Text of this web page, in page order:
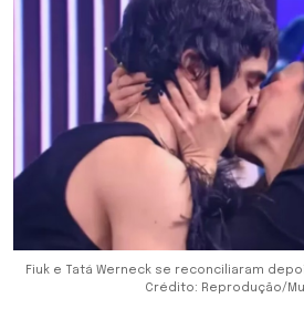
Fiuk e Tatá Werneck se reconciliaram
Crédito: Reprodução/